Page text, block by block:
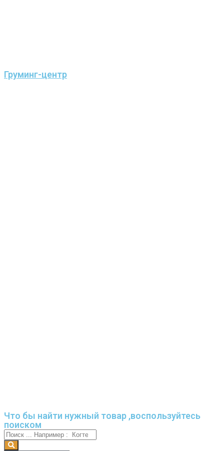
Груминг-центр
Что бы найти нужный товар ,воспользуйтесь
поиском